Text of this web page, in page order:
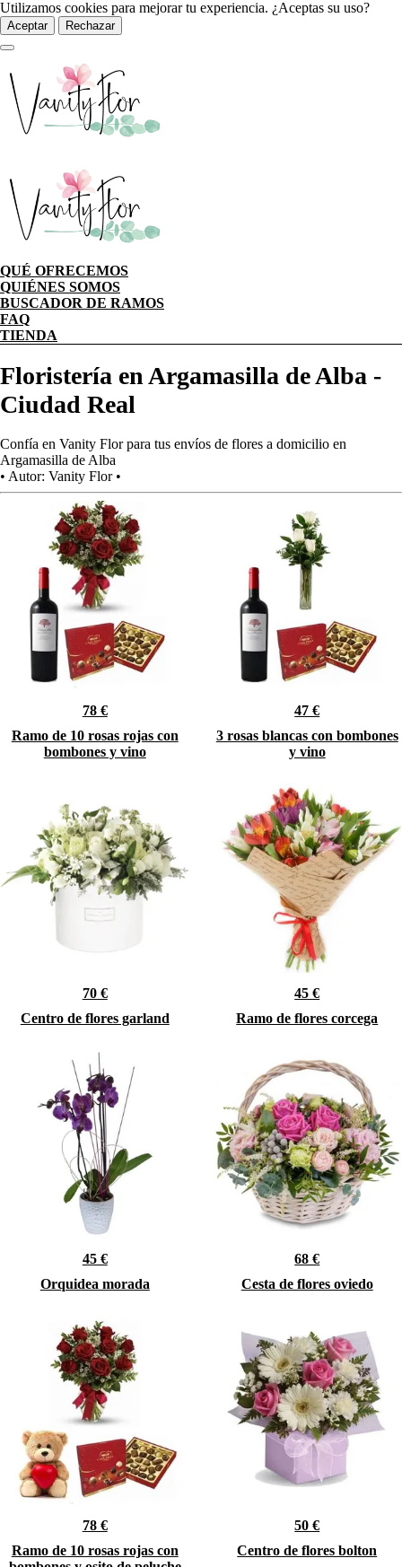
Utilizamos cookies para mejorar tu experiencia. ¿Aceptas su uso?
Aceptar Rechazar
QUÉ OFRECEMOS
QUIÉNES SOMOS
BUSCADOR DE RAMOS
FAQ
TIENDA
Floristería en Argamasilla de Alba -
Ciudad Real
Confía en Vanity Flor para tus envíos de flores a domicilio en
Argamasilla de Alba
• Autor: Vanity Flor •
78 €
Ramo de 10 rosas rojas con
bombones y vino
47 €
3 rosas blancas con bombones
y vino
70 €
Centro de flores garland
45 €
Ramo de flores corcega
45 €
Orquidea morada
68 €
Cesta de flores oviedo
78 €
Ramo de 10 rosas rojas con
50 €
Centro de flores bolton